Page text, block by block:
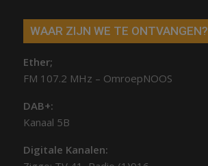
WAAR ZIJN WE TE ONTVANGEN?
Ether;
FM 107.2 MHz – OmroepNOOS
DAB+:
Kanaal 5B
Digitale Kanalen: